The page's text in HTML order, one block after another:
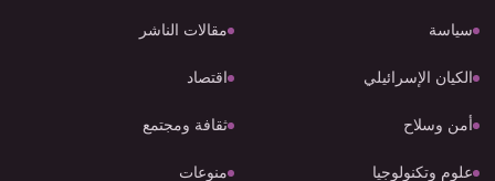
سياسة مقالات الناشر
الكيان الإسرائيلي اقتصاد
أمن وسلاح ثقافة ومجتمع
علوم وتكنولوجيا منوعات